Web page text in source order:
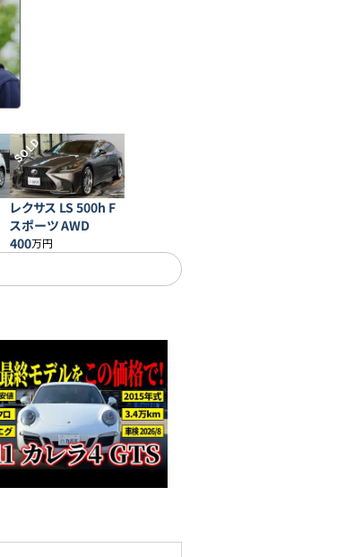
SOLD
レクサス LS 500h F
スポーツ AWD
400万円